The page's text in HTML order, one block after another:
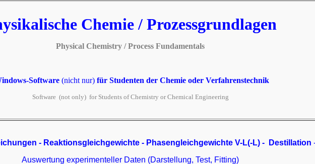
Chemie / Prozessgrundlagen
Physical Chemistry /Process Fundamentals
Software (nicht nur) für Studenten der Chemie oder Verfahrenstechnik
Software (not only) for Students of Chemistry or Chemical Engineering
- Reaktionsgleichgewichte - Phasengleichgewichte V-L(-L) - Destillation
Auswertung experimenteller Daten (Darstellung, Test, Fitting)